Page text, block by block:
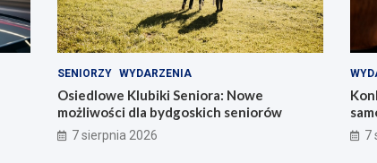
SENIORZY WYDARZENIA
Osiedlowe Klubiki Seniora: Nowe
możliwości dla bydgoskich seniorów
7 sierpnia 2026
już7